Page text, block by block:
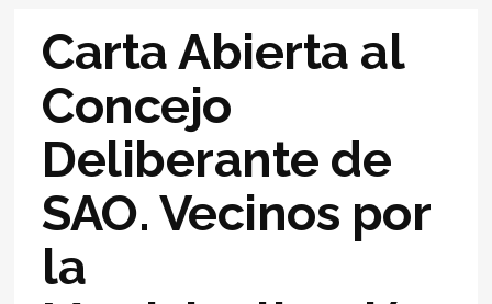
Carta Abierta al
Concejo
Deliberante de
SAO. Vecinos por
la